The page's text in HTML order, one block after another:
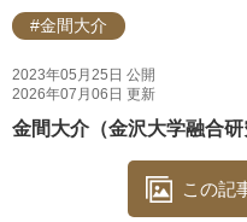
#金間大介
2023年05月25日 公開
2026年07月06日 更新
金間大介（金沢大学融合研
この記